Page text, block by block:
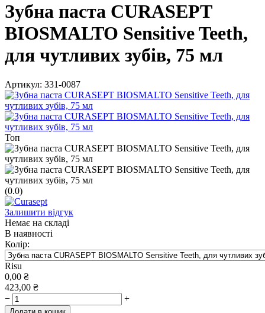
Зубна паста CURASEPT
BIOSMALTO Sensitive Teeth,
для чутливих зубів, 75 мл
Артикул: 331-0087
Топ
(0.0)
Залишити відгук
Немає на складі
В наявності
Колір:
Risu
0,00 ₴
423,00 ₴
−
+